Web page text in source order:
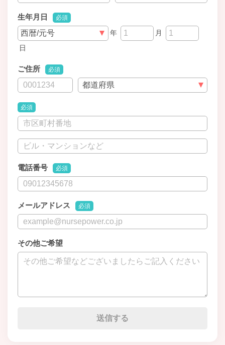
生年月日 必須
年
月
日
ご住所 必須
必須
電話番号 必須
メールアドレス 必須
その他ご希望